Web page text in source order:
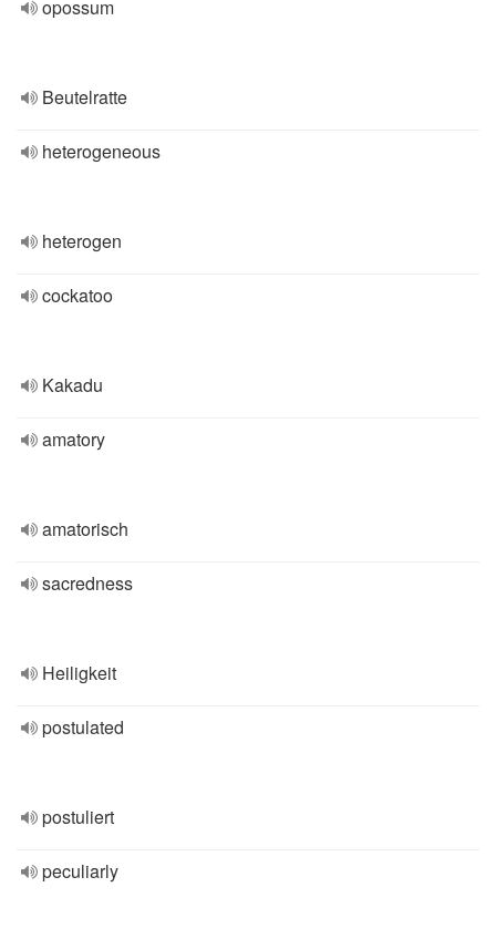
opossum
Beutelratte
heterogeneous
heterogen
cockatoo
Kakadu
amatory
amatorisch
sacredness
Heiligkeit
postulated
postuliert
peculiarly